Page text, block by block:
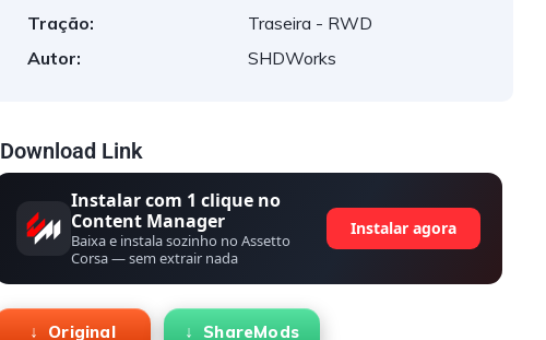
Tração:
Traseira - RWD
Autor:
SHDWorks
Download Link
Instalar com 1 clique no
Content Manager
Baixa e instala sozinho no Assetto
Corsa — sem extrair nada
Instalar agora
Original ShareMods